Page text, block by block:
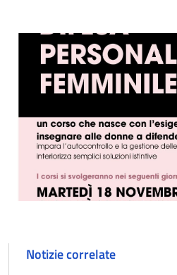
Notizie correlate